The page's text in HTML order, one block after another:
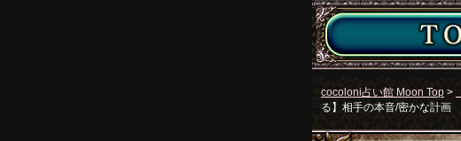
cocoloni占い館 Moon Top >
る】相手の本音/密かな計画